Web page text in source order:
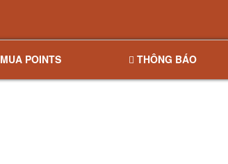
MUA POINTS THÔNG BÁO